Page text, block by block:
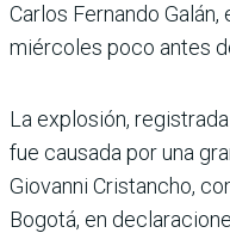
Carlos Fernando Galán,
miércoles poco antes
La explosión,
fue causada por una
Giovanni Cristancho,
Bogotá, en